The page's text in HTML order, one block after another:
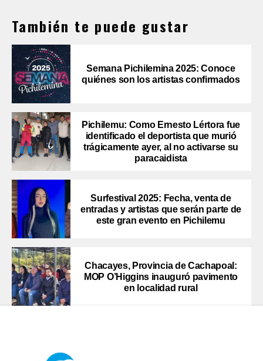
También te puede gustar
Semana Pichilemina 2025: Conoce
quiénes son los artistas confirmados
Pichilemu: Como Ernesto Lértora fue
identificado el deportista que murió
trágicamente ayer, al no activarse su
paracaidista
Surfestival 2025: Fecha, venta de
entradas y artistas que serán parte de
este gran evento en Pichilemu
Chacayes, Provincia de Cachapoal:
MOP O’Higgins inauguró pavimento
en localidad rural